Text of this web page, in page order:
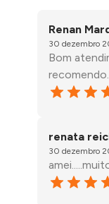
Renan
30 dezembro
Bom
renata
30 dezembro